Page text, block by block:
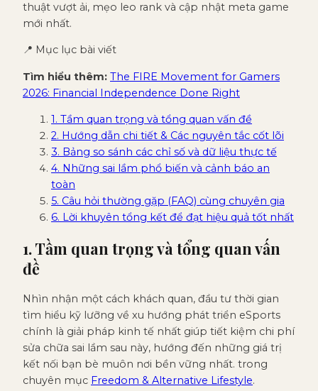
thuật vượt ải, mẹo leo rank và cập nhật meta game
mới nhất.
📍 Mục lục bài viết
Tìm hiểu thêm: The FIRE Movement for Gamers
2026: Financial Independence Done Right
1. Tầm quan trọng và tổng quan vấn đề
2. Hướng dẫn chi tiết & Các nguyên tắc cốt lõi
3. Bảng so sánh các chỉ số và dữ liệu thực tế
4. Những sai lầm phổ biến và cảnh báo an
toàn
5. Câu hỏi thường gặp (FAQ) cùng chuyên gia
6. Lời khuyên tổng kết để đạt hiệu quả tốt nhất
1. Tầm quan trọng và tổng quan vấn
đề
Nhìn nhận một cách khách quan, đầu tư thời gian
tìm hiểu kỹ lưỡng về xu hướng phát triển eSports
chính là giải pháp kinh tế nhất giúp tiết kiệm chi phí
sửa chữa sai lầm sau này, hướng đến những giá trị
kết nối bạn bè muôn nơi bền vững nhất. trong
chuyên mục Freedom & Alternative Lifestyle.